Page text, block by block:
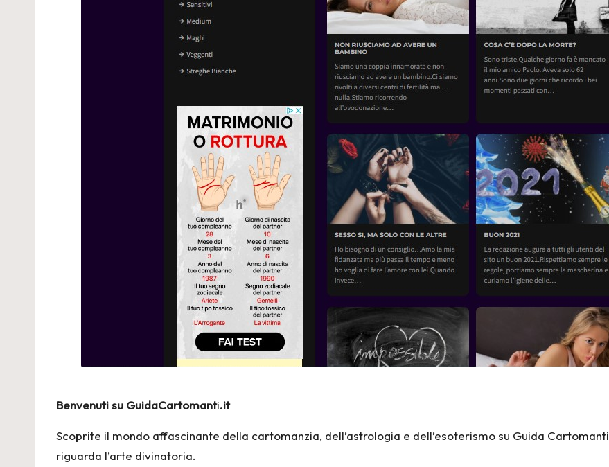
Benvenuti su GuidaCartomanti.it
Scoprite il mondo affascinante della cartomanzia, dell’astrologia e dell’esoterismo su Guida Cartomanti
riguarda l’arte divinatoria.